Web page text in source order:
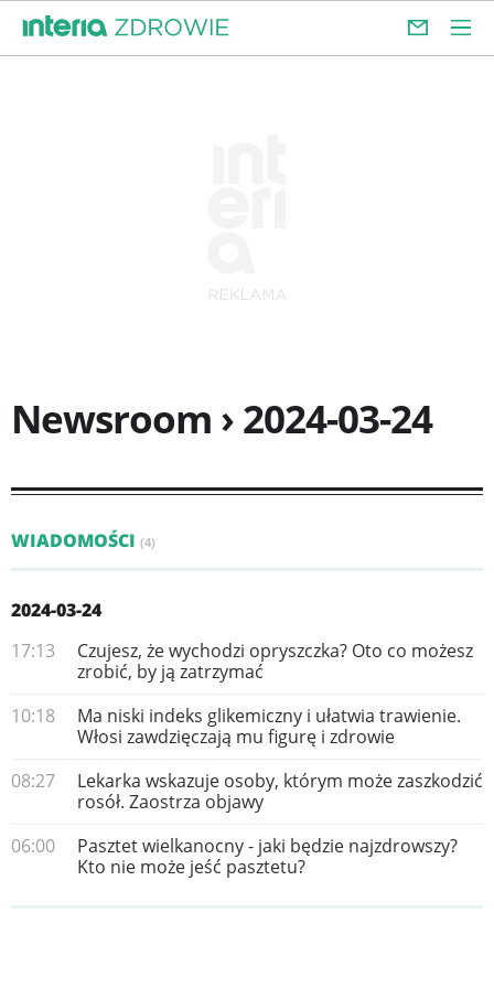
Newsroom › 2024-03-24
WIADOMOŚCI (4)
2024-03-24
17:13
Czujesz, że wychodzi opryszczka? Oto co możesz
zrobić, by ją zatrzymać
10:18
Ma niski indeks glikemiczny i ułatwia trawienie.
Włosi zawdzięczają mu figurę i zdrowie
08:27
Lekarka wskazuje osoby, którym może zaszkodzić
rosół. Zaostrza objawy
06:00
Pasztet wielkanocny - jaki będzie najzdrowszy?
Kto nie może jeść pasztetu?